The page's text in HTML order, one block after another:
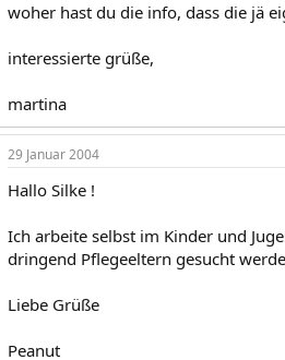
woher hast du die info, dass die jä
interessierte grüße,
martina
29 Januar 2004
Hallo Silke !
Ich arbeite selbst im Kinder und
dringend Pflegeeltern gesucht
Liebe Grüße
Peanut